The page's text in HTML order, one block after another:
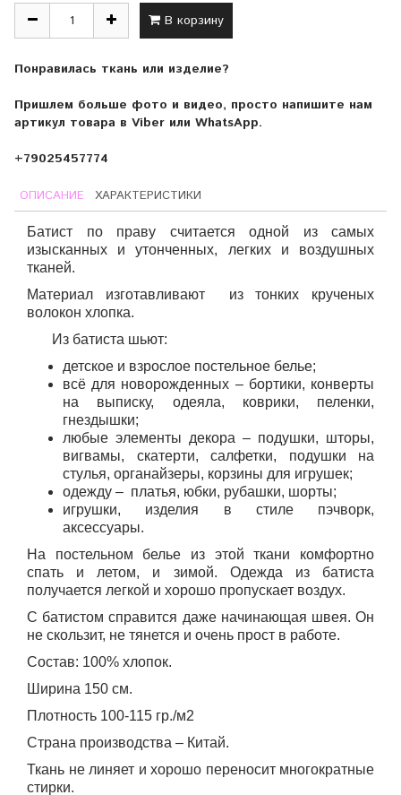
В корзину
Понравилась ткань или изделие?
Пришлем больше фото и видео, просто напишите нам
артикул товара в Viber или WhatsApp.
+79025457774
ОПИСАНИЕ ХАРАКТЕРИСТИКИ
Батист по праву считается одной из самых
изысканных и утонченных, легких и воздушных
тканей.
Материал изготавливают из тонких крученых
волокон хлопка.
Из батиста шьют:
детское и взрослое постельное белье;
всё для новорожденных – бортики, конверты
на выписку, одеяла, коврики, пеленки,
гнездышки;
любые элементы декора – подушки, шторы,
вигвамы, скатерти, салфетки, подушки на
стулья, органайзеры, корзины для игрушек;
одежду – платья, юбки, рубашки, шорты;
игрушки, изделия в стиле пэчворк,
аксессуары.
На постельном белье из этой ткани комфортно
спать и летом, и зимой. Одежда из батиста
получается легкой и хорошо пропускает воздух.
С батистом справится даже начинающая швея. Он
не скользит, не тянется и очень прост в работе.
Состав: 100% хлопок.
Ширина 150 см.
Плотность 100-115 гр./м2
Страна производства – Китай.
Ткань не линяет и хорошо переносит многократные
стирки.